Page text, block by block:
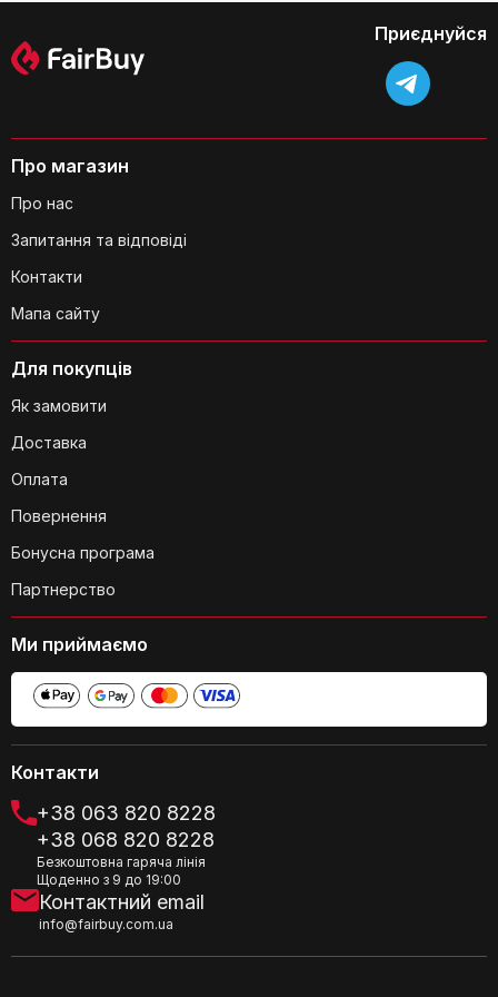
Чи можна налаштувати рівень
шумопоглинання?
Який термін служби акумулятора
навушники Px8 з дротовим
з'єднанням?
Які особливості драйверів у
навушниках Px8?
Контакти
+38 063 820 8228
+38 068 820 8228
Безкоштовна гаряча лінія
Щоденно з 9 до 19:00
Контактний email
info@fairbuy.com.ua
Для покупців
Як замовити
Доставка
Оплата
Повернення
Бонусна програма
Партнерство
Про магазин
Про нас
Запитання та відповіді
Контакти
Мапа сайту
Приєднуйся
Ми приймаємо